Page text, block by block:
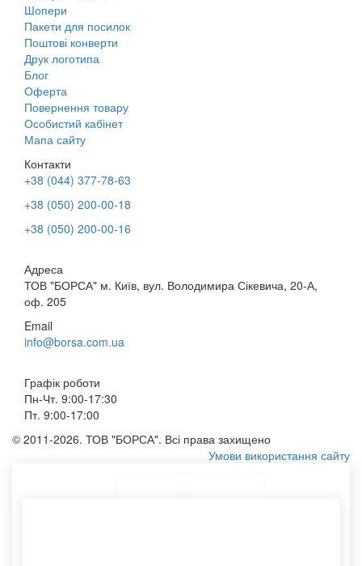
Шопери
Пакети для посилок
Поштові конверти
Друк логотипа
Блог
Оферта
Повернення товару
Особистий кабінет
Мапа сайту
Контакти
+38 (044) 377-78-63
+38 (050) 200-00-18
+38 (050) 200-00-16
Адреса
ТОВ "БОРСА" м. Київ, вул. Володимира Сікевича, 20-А,
оф. 205
Email
info@borsa.com.ua
Графік роботи
Пн-Чт. 9:00-17:30
Пт. 9:00-17:00
© 2011-2026. ТОВ "БОРСА". Всі права захищено
Умови використання сайту